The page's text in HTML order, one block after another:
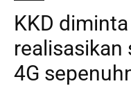
KKD
realisasikan
4G